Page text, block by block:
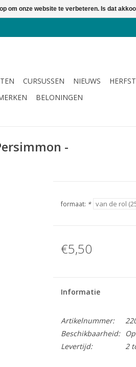
CURSUSSEN NIEUWS
BELONINGEN
-
formaat: *
€5,50
Informatie
Artikelnummer:
Beschikbaarheid:
Levertijd:
2
om onze website te verbeteren. Is dat